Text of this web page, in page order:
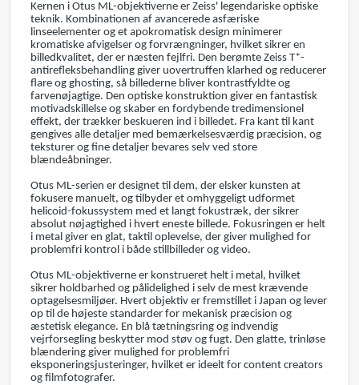
Kernen i Otus ML-objektiverne er Zeiss' legendariske optiske
teknik. Kombinationen af avancerede asfæriske
linseelementer og et apokromatisk design minimerer
kromatiske afvigelser og forvrængninger, hvilket sikrer en
billedkvalitet, der er næsten fejlfri. Den berømte Zeiss T*-
antirefleksbehandling giver uovertruffen klarhed og reducerer
flare og ghosting, så billederne bliver kontrastfyldte og
farvenøjagtige. Den optiske konstruktion giver en fantastisk
motivadskillelse og skaber en fordybende tredimensionel
effekt, der trækker beskueren ind i billedet. Fra kant til kant
gengives alle detaljer med bemærkelsesværdig præcision, og
teksturer og fine detaljer bevares selv ved store
blændeåbninger.
Otus ML-serien er designet til dem, der elsker kunsten at
fokusere manuelt, og tilbyder et omhyggeligt udformet
helicoid-fokussystem med et langt fokustræk, der sikrer
absolut nøjagtighed i hvert eneste billede. Fokusringen er helt
i metal giver en glat, taktil oplevelse, der giver mulighed for
problemfri kontrol i både stillbilleder og video.
Otus ML-objektiverne er konstrueret helt i metal, hvilket
sikrer holdbarhed og pålidelighed i selv de mest krævende
optagelsesmiljøer. Hvert objektiv er fremstillet i Japan og lever
op til de højeste standarder for mekanisk præcision og
æstetisk elegance. En blå tætningsring og indvendig
vejrforsegling beskytter mod støv og fugt. Den glatte, trinløse
blændering giver mulighed for problemfri
eksponeringsjusteringer, hvilket er ideelt for content creators
og filmfotografer.